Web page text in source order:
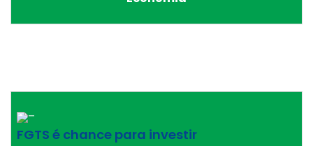
–
FGTS é chance para investir